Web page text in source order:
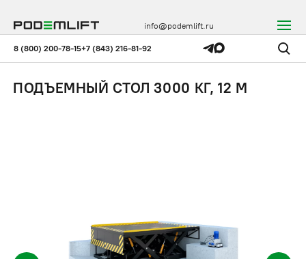
8 (800) 200-78-15+7 (843) 216-81-92
info@podemlift.ru
ПОДЪЕМНЫЙ СТОЛ 3000 КГ, 12 М